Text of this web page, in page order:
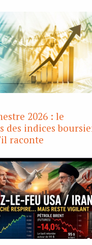
2026 : le
des indices
raconte